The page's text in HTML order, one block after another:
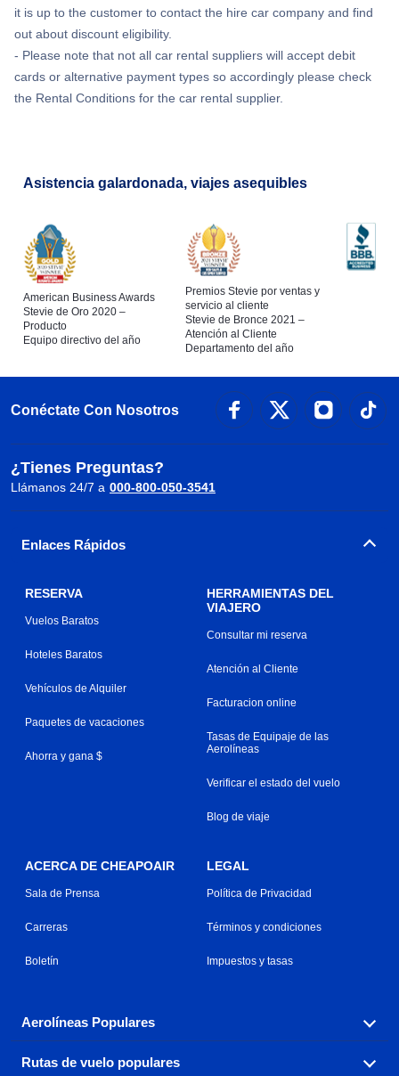
it is up to the customer to contact the hire car company and find
out about discount eligibility.
- Please note that not all car rental suppliers will accept debit
cards or alternative payment types so accordingly please check
the Rental Conditions for the car rental supplier.
Asistencia galardonada, viajes asequibles
American Business Awards
Stevie de Oro 2020 –
Producto
Equipo directivo del año
Premios Stevie por ventas y
servicio al cliente
Stevie de Bronce 2021 –
Atención al Cliente
Departamento del año
Conéctate Con Nosotros
¿Tienes Preguntas?
Llámanos 24/7 a 000-800-050-3541
Enlaces Rápidos
RESERVA
Vuelos Baratos
Hoteles Baratos
Vehículos de Alquiler
Paquetes de vacaciones
Ahorra y gana $
HERRAMIENTAS DEL
VIAJERO
Consultar mi reserva
Atención al Cliente
Facturacion online
Tasas de Equipaje de las
Aerolíneas
Verificar el estado del vuelo
Blog de viaje
ACERCA DE CHEAPOAIR
Sala de Prensa
Carreras
Boletín
LEGAL
Política de Privacidad
Términos y condiciones
Impuestos y tasas
Aerolíneas Populares
Explora nuestras opciones de tarifas aéreas baratas por
Rutas de vuelo populares